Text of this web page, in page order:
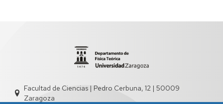
Facultad de Ciencias | Pedro Cerbuna, 12 | 50009
Zaragoza